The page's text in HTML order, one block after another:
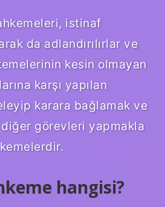
istinaf
da adlandırılırlar ve
kesin olmayan
karşı yapılan
karara bağlamak ve
görevleri yapmakla
hangisi?